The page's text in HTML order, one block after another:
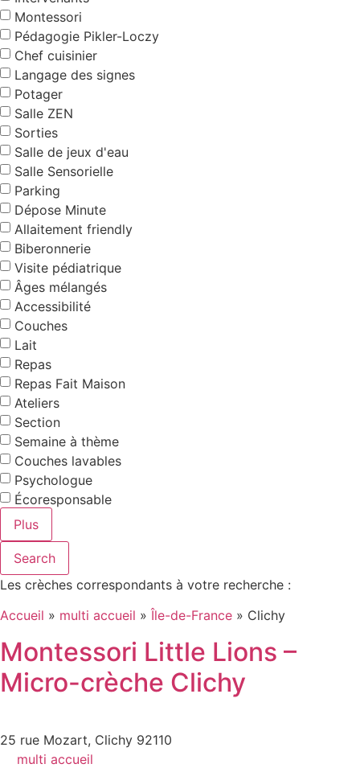
Montessori
Pédagogie Pikler-Loczy
Chef cuisinier
Langage des signes
Potager
Salle ZEN
Sorties
Salle de jeux d'eau
Salle Sensorielle
Parking
Dépose Minute
Allaitement friendly
Biberonnerie
Visite pédiatrique
Âges mélangés
Accessibilité
Couches
Lait
Repas
Repas Fait Maison
Ateliers
Section
Semaine à thème
Couches lavables
Psychologue
Écoresponsable
Plus
Search
Les crèches correspondants à votre recherche :
Accueil » multi accueil » Île-de-France » Clichy
Montessori Little Lions –
Micro-crèche Clichy
25 rue Mozart, Clichy 92110
multi accueil